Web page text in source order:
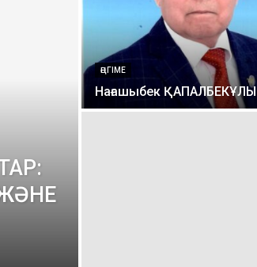
ӘҢГІМЕ
Нағашыбек ҚАПАЛБЕКҰЛЫ